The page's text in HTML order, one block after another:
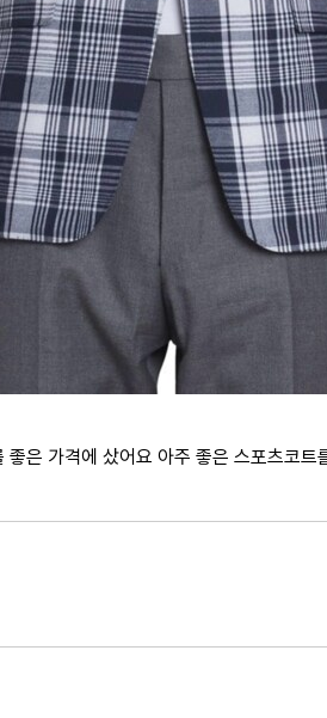
좋은 가격에 샀어요 아주 좋은 스포츠코